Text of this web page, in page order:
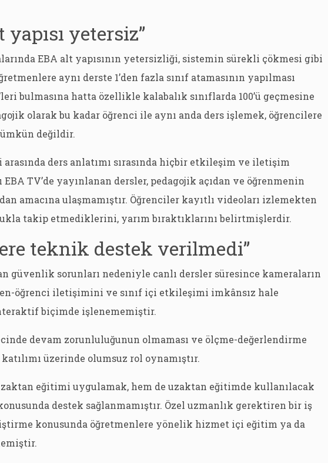
yapısı yetersiz”
EBA alt yapısının yetersizliği, sistemin sürekli çökmesi gibi
aynı derste 1’den fazla sınıf atamasının yapılması
bulmasına hatta özellikle kalabalık sınıflarda 100’ü geçmesine
olarak bu kadar öğrenci ile aynı anda ders işlemek, öğrencilere
değildir.
ders anlatımı sırasında hiçbir etkileşim ve iletişim
EBA TV’de yayınlanan dersler, pedagojik açıdan ve öğrenmenin
amacına ulaşmamıştır. Öğrenciler kayıtlı videoları izlemekten
takip etmediklerini, yarım bıraktıklarını belirtmişlerdir.
teknik destek verilmedi”
güvenlik sorunları nedeniyle canlı dersler süresince kameraların
öğrenci iletişimini ve sınıf içi etkileşimi imkânsız hale
biçimde işlenememiştir.
devam zorunluluğunun olmaması ve ölçme-değerlendirme
üzerinde olumsuz rol oynamıştır.
eğitimi uygulamak, hem de uzaktan eğitimde kullanılacak
destek sağlanmamıştır. Özel uzmanlık gerektiren bir iş
konusunda öğretmenlere yönelik hizmet içi eğitim ya da